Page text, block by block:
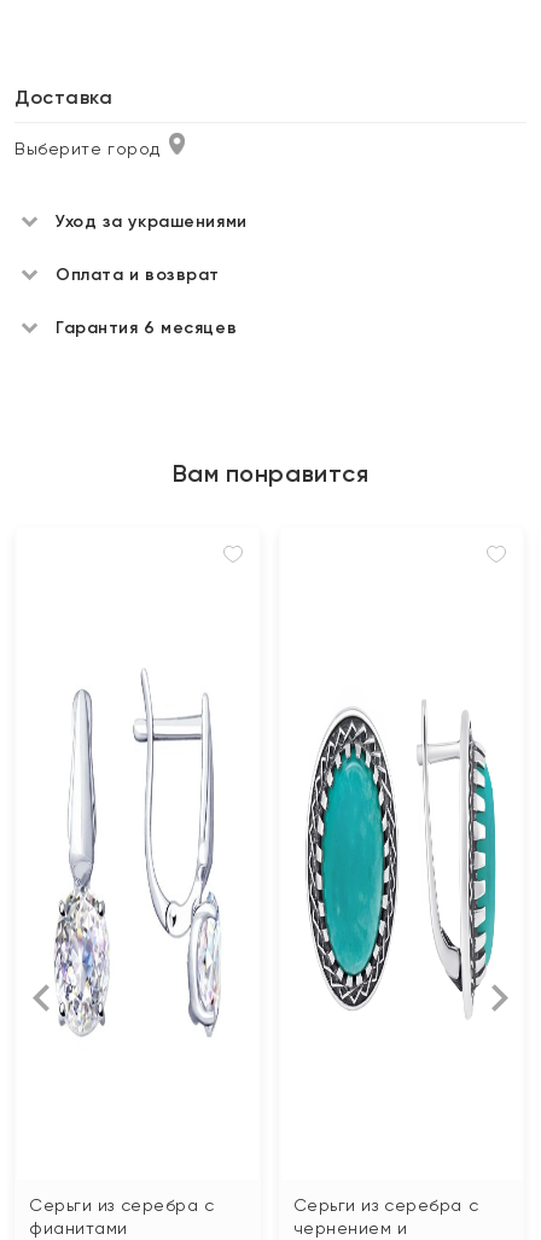
Доставка
Выберите город
Уход за украшениями
Оплата и возврат
Гарантия 6 месяцев
Вам понравится
Серьги из серебра с
фианитами
Серьги из серебра с
чернением и